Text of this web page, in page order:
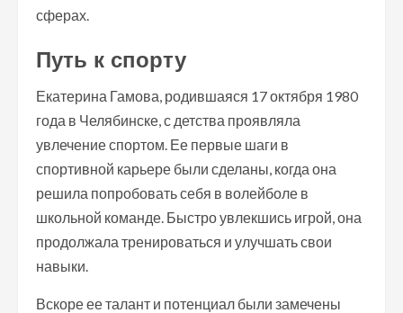
сферах.
Путь к спорту
Екатерина Гамова, родившаяся 17 октября 1980
года в Челябинске, с детства проявляла
увлечение спортом. Ее первые шаги в
спортивной карьере были сделаны, когда она
решила попробовать себя в волейболе в
школьной команде. Быстро увлекшись игрой, она
продолжала тренироваться и улучшать свои
навыки.
Вскоре ее талант и потенциал были замечены